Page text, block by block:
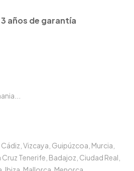
3 años de garantía
Vizcaya, Guipúzcoa, Murcia,
Tenerife, Badajoz, Ciudad Real,